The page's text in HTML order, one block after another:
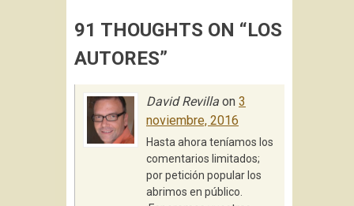
91 THOUGHTS ON “LOS
AUTORES”
David Revilla on 3
noviembre, 2016
Hasta ahora teníamos los
comentarios limitados;
por petición popular los
abrimos en público.